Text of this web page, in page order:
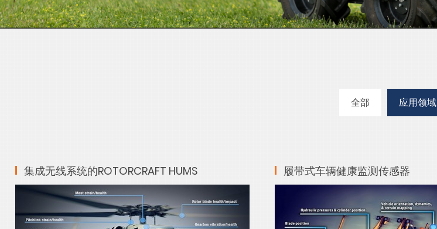
全部 应用领域
集成无线系统的ROTORCRAFT HUMS 履带式车辆健康监测传感器